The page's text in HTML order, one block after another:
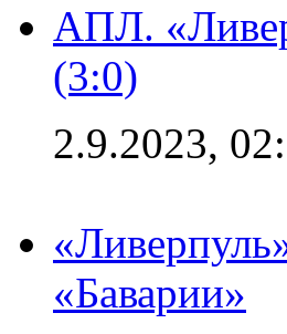
АПЛ.
(3:0)
2.9.2023,
«Баварии»